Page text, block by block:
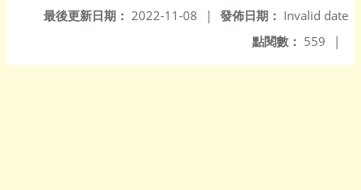
發佈日期： Invalid date
最後更新日期： 2022-11-08
|
點閱數： 559 |